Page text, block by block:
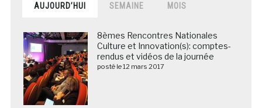
AUJOURD’HUI SEMAINE MOIS
8èmes Rencontres Nationales
Culture et Innovation(s): comptes-
rendus et vidéos de la journée
posté le 12 mars 2017